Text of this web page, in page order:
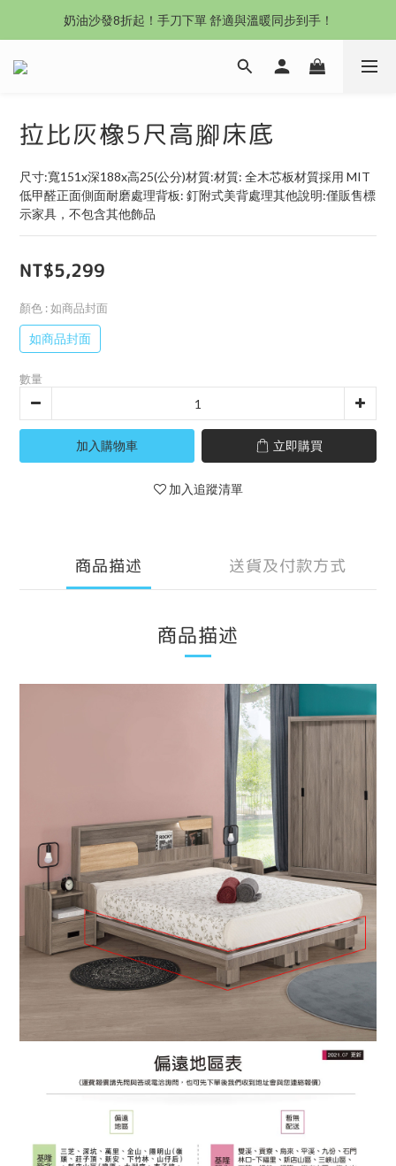
沙發新登場｜想躺就躺，頭等艙到商務艙一次擁有
奶油沙發8折起！手刀下單 舒適與溫暖同步到手！
Outlet專區：期間限定，驚喜下殺中！
拉比灰橡5尺高腳床底
尺寸:寬151x深188x高25(公分)材質:材質: 全木芯板材質採用 MIT
低甲醛正面側面耐磨處理背板: 釘附式美背處理其他說明:僅販售標
示家具，不包含其他飾品
NT$5,299
顏色 : 如商品封面
如商品封面
數量
加入購物車 立即購買
加入追蹤清單
商品描述 送貨及付款方式
商品描述